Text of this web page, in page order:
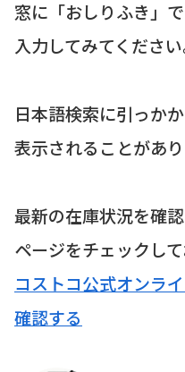
窓に「おしりふき」
入力してみてください
日本語検索に引っか
表示されることがあり
最新の在庫状況を確
ページをチェックし
コストコ公式オンラ
確認する